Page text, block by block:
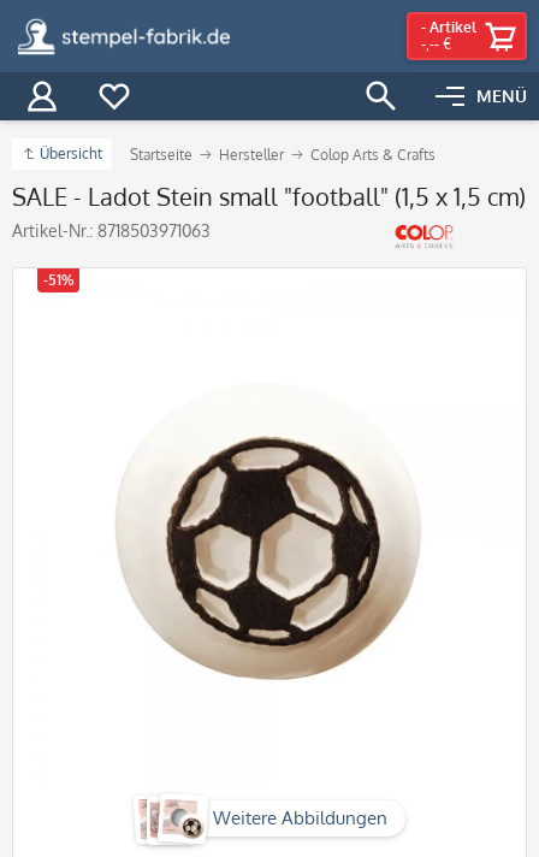
MENÜ
- Artikel
-,-- €
Übersicht Startseite Hersteller Colop Arts & Crafts
SALE - Ladot Stein small "football" (1,5 x 1,5 cm)
Artikel-Nr.: 8718503971063
Weitere Abbildungen
-51%